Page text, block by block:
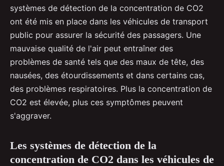
systèmes de détection de la concentration de CO2
ont été mis en place dans les véhicules de transport
public pour assurer la sécurité des passagers. Une
mauvaise qualité de l'air peut entraîner des
problèmes de santé tels que des maux de tête, des
nausées, des étourdissements et dans certains cas,
des problèmes respiratoires. Plus la concentration de
CO2 est élevée, plus ces symptômes peuvent
s'aggraver.
Les systèmes de détection de la
concentration de CO2 dans les véhicules de